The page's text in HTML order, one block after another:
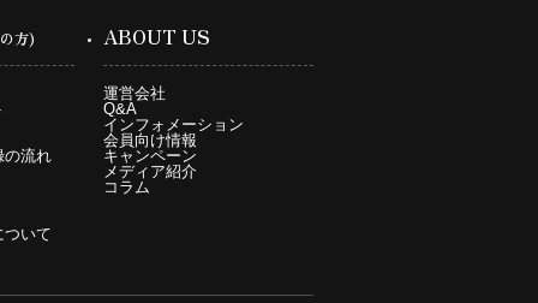
方)
の流れ
ついて
ABOUT US
運営会社
Q&A
インフォメーション
会員向け情報
キャンペーン
メディア紹介
コラム